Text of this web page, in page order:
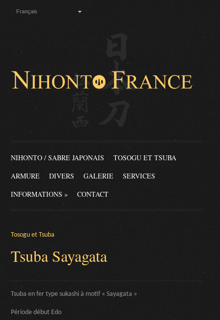
Français
NIHONTO / SABRE JAPONAIS
TOSOGU ET TSUBA
ARMURE
DIVERS GALERIE
SERVICES
INFORMATIONS » CONTACT
Tosogu et Tsuba
Tsuba Sayagata
Tsuba en fer type sukashi à motif « Sayagata »
Période début Edo